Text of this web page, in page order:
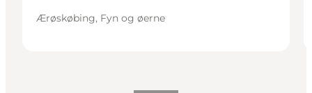
Ærøskøbing, Fyn og øerne